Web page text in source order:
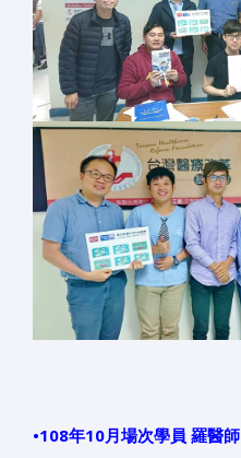
•108年10月場次學員 羅醫師